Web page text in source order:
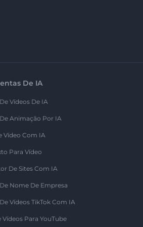
De IA
Vídeos De IA
Animação Por IA
Vídeo Com IA
Para Vídeo
De Sites Com IA
Nome De Empresa
Vídeos TikTok Com IA
Vídeos Para YouTube